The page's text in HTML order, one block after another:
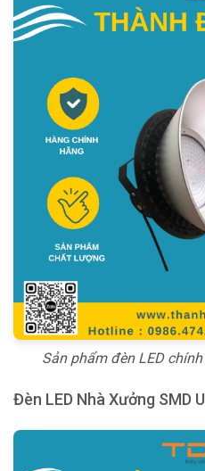
Sản phẩm đèn LED
Đèn LED Nhà Xưởng SMD